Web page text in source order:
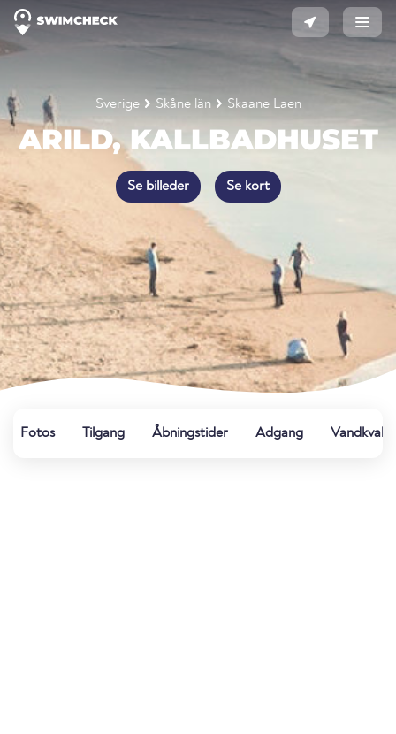
Sverige Skåne län Skaane Laen
ARILD, KALLBADHUSET
Se billeder Se kort
Fotos Tilgang Åbningstider Adgang